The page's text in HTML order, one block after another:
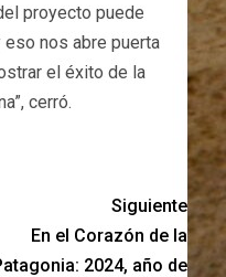
proyecto puede
nos abre puerta
el éxito de la
cerró.
Siguiente
En el Corazón de la
2024, año de